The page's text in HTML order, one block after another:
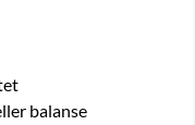
balanse